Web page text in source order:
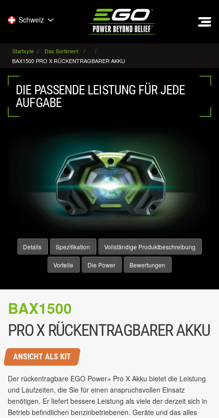
Schweiz
Startsyte
Das Sortiment
BAX1500 PRO X RÜCKENTRAGBARER AKKU
DIE PASSENDE LEISTUNG FÜR JEDE
AUFGABE
Details Spezifikation Vollständige Produktbeschreibung
Vorteile Die Power Bewertungen
BAX1500
PRO X RÜCKENTRAGBARER AKKU
ANSICHT ALS KIT
Der rückentragbare EGO Power+ Pro X Akku bietet die Leistung
und Laufzeiten, die Sie für einen anspruchsvollen Einsatz
benötigen. Er liefert bessere Leistung als viele der derzeit sich in
Betrieb befindlichen benzinbetriebenen. Geräte und das alles